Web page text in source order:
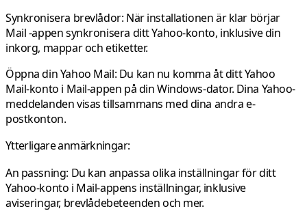
Synkronisera brevlådor: När installationen är klar börjar
Mail-appen synkronisera ditt Yahoo-konto, inklusive din
inkorg, mappar och etiketter.
Öppna din Yahoo Mail: Du kan nu komma åt ditt Yahoo
Mail-konto i Mail-appen på din Windows-dator. Dina Yahoo-
meddelanden visas tillsammans med dina andra e-
postkonton.
Ytterligare anmärkningar:
An passning: Du kan anpassa olika inställningar för ditt
Yahoo-konto i Mail-appens inställningar, inklusive
aviseringar, brevlådebeteenden och mer.